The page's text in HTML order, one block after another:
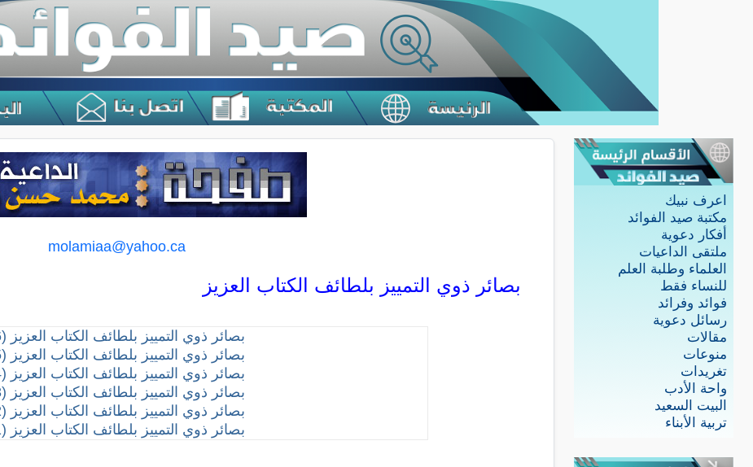
اعرف نبيك
مكتبة صيد الفوائد
أفكار دعوية
ملتقى الداعيات
العلماء وطلبة العلم
للنساء فقط
فوائد وفرائد
رسائل دعوية
مقالات
منوعات
تغريدات
واحة الأدب
البيت السعيد
تربية الأبناء
molamiaa@yahoo.ca
بصائر ذوي التمييز بلطائف الكتاب العزيز
بصائر ذوي التمييز بلطائف الكتاب العزيز (6)
بصائر ذوي التمييز بلطائف الكتاب العزيز (5)
بصائر ذوي التمييز بلطائف الكتاب العزيز (4)
بصائر ذوي التمييز بلطائف الكتاب العزيز (3)
بصائر ذوي التمييز بلطائف الكتاب العزيز (2)
بصائر ذوي التمييز بلطائف الكتاب العزيز (1)